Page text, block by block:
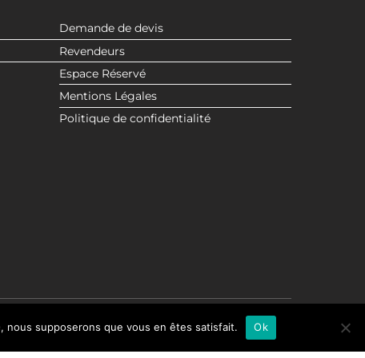
Demande de devis
Revendeurs
Espace Réservé
Mentions Légales
Politique de confidentialité
nous supposerons que vous en êtes satisfait. Ok